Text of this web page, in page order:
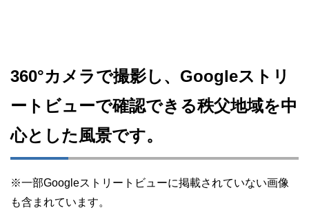
360°カメラで撮影し、Googleストリ
ートビューで確認できる秩父地域を中
心とした風景です。
※一部Googleストリートビューに掲載されていない画像
も含まれています。